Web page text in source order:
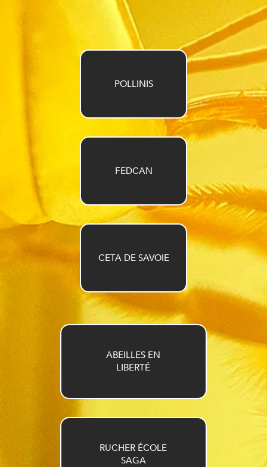
POLLINIS
FEDCAN
CETA DE SAVOIE
ABEILLES EN
LIBERTÉ
RUCHER ÉCOLE
SAGA